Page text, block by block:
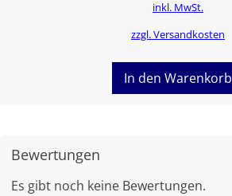
inkl. MwSt.
zzgl. Versandkosten
In den Warenkorb
Bewertungen
Es gibt noch keine Bewertungen.